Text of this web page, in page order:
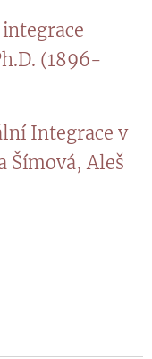
(1896-
Integrace v
Šímová, Aleš